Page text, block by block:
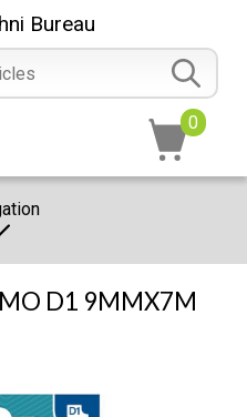
Bureau
0
D1 9MMX7M